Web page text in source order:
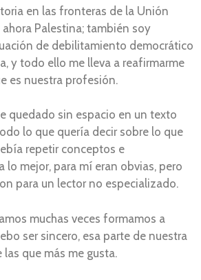
en las fronteras de la Unión
ahora Palestina; también soy
de debilitamiento democrático
y todo ello me lleva a reafirmarme
es nuestra profesión.
quedado sin espacio en un texto
lo que quería decir sobre lo que
repetir conceptos e
lo mejor, para mí eran obvias, pero
para un lector no especializado.
muchas veces formamos a
ser sincero, esa parte de nuestra
que más me gusta.